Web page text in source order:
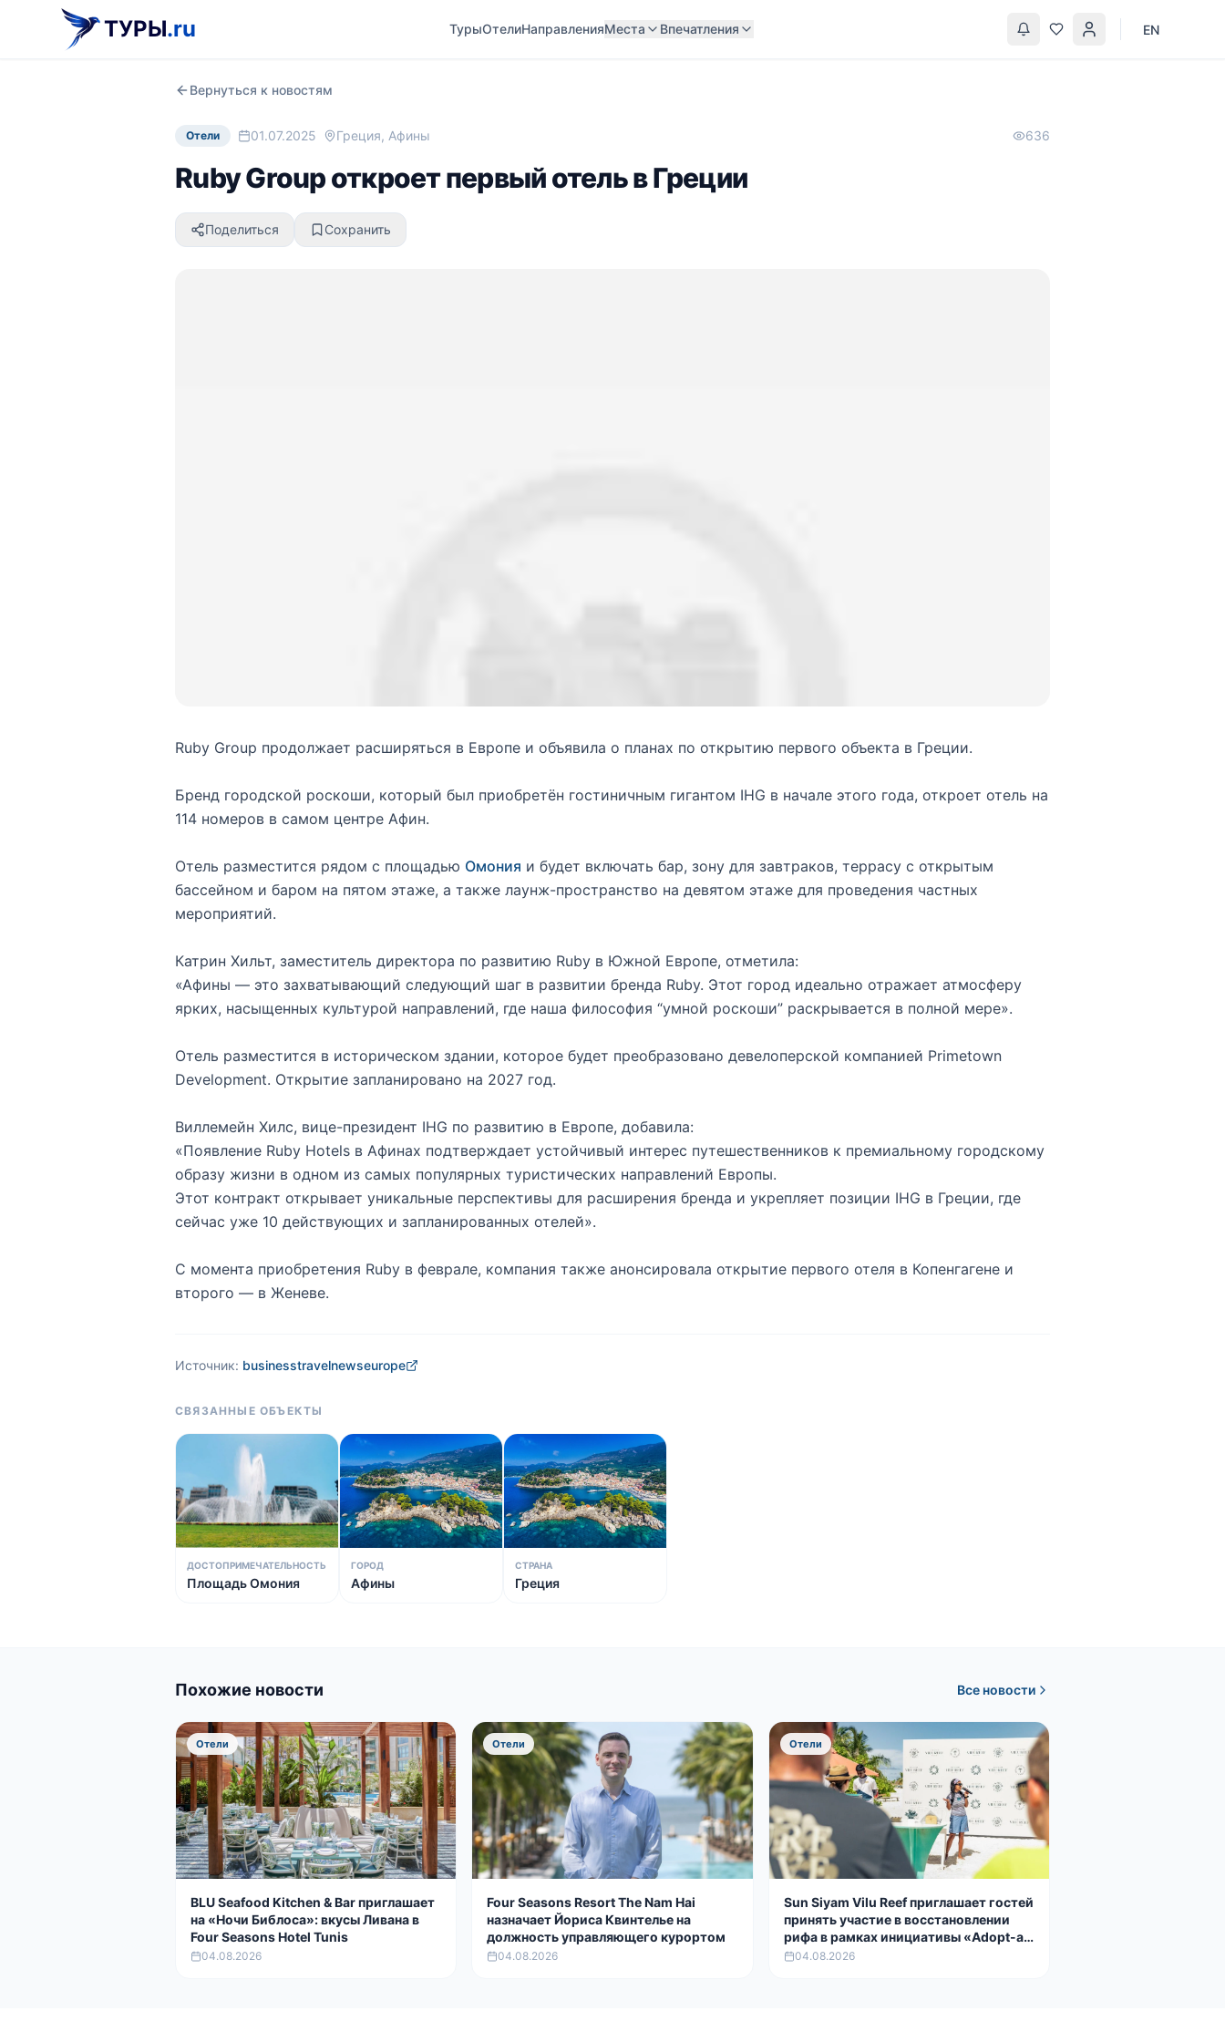
ТУРЫ.ru ТурыОтелиНаправленияМеста Впечатления EN
Вернуться к новостям
Отели 01.07.2025 Греция, Афины 636
Ruby Group откроет первый отель в Греции
Поделиться Сохранить
Ruby Group продолжает расширяться в Европе и объявила о планах по открытию первого объекта в Греции.
Бренд городской роскоши, который был приобретён гостиничным гигантом IHG в начале этого года, откроет отель на
114 номеров в самом центре Афин.
Отель разместится рядом с площадью Омония и будет включать бар, зону для завтраков, террасу с открытым
бассейном и баром на пятом этаже, а также лаунж-пространство на девятом этаже для проведения частных
мероприятий.
Катрин Хильт, заместитель директора по развитию Ruby в Южной Европе, отметила:
«Афины — это захватывающий следующий шаг в развитии бренда Ruby. Этот город идеально отражает атмосферу
ярких, насыщенных культурой направлений, где наша философия “умной роскоши” раскрывается в полной мере».
Отель разместится в историческом здании, которое будет преобразовано девелоперской компанией Primetown
Development. Открытие запланировано на 2027 год.
Виллемейн Хилс, вице-президент IHG по развитию в Европе, добавила:
«Появление Ruby Hotels в Афинах подтверждает устойчивый интерес путешественников к премиальному городскому
образу жизни в одном из самых популярных туристических направлений Европы.
Этот контракт открывает уникальные перспективы для расширения бренда и укрепляет позиции IHG в Греции, где
сейчас уже 10 действующих и запланированных отелей».
С момента приобретения Ruby в феврале, компания также анонсировала открытие первого отеля в Копенгагене и
второго — в Женеве.
Источник: businesstravelnewseurope
СВЯЗАННЫЕ ОБЪЕКТЫ
ДОСТОПРИМЕЧАТЕЛЬНОСТЬ
Площадь Омония
ГОРОД
Афины
СТРАНА
Греция
Похожие новости Все новости
Отели
BLU Seafood Kitchen & Bar приглашает
на «Ночи Библоса»: вкусы Ливана в
Four Seasons Hotel Tunis
04.08.2026
Отели
Four Seasons Resort The Nam Hai
назначает Йориса Квинтелье на
должность управляющего курортом
04.08.2026
Отели
Sun Siyam Vilu Reef приглашает гостей
принять участие в восстановлении
рифа в рамках инициативы «Adopt-a-
Coral»
04.08.2026